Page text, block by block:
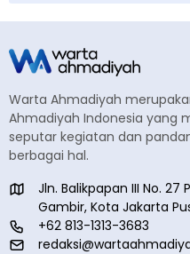
Warta Ahmadiyah
Ahmadiyah Indonesia yang
seputar kegiatan dan
berbagai hal.
Jln. Balikpapan III No.
Gambir, Kota Jakarta
+62 813-1313-3683